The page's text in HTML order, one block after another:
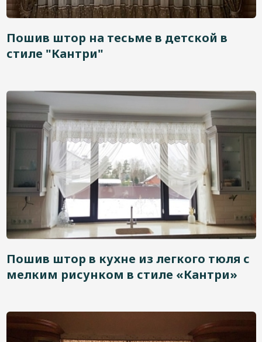
Пошив штор на тесьме в детской в
стиле "Кантри"
Пошив штор в кухне из легкого тюля с
мелким рисунком в стиле «Кантри»